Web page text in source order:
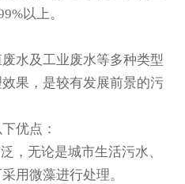
以上。
及工业废水等多种类型
果，是较有发展前景的污
优点：
无论是城市生活污水、
用微藻进行处理。